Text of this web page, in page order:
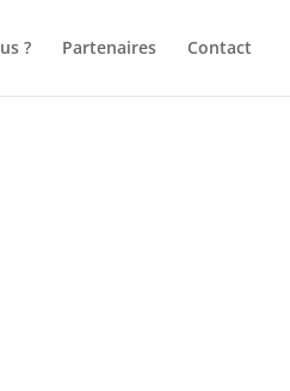
? Partenaires Contact